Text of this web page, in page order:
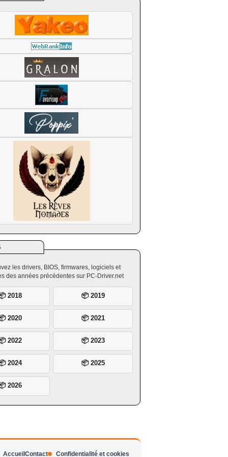
les drivers, BIOS, firmwares, logiciels et
des années précédentes sur PC-Driver.net
2018 📦 2019
2020 📦 2021
2022 📦 2023
2024 📦 2025
2026
Accueil Contact Confidentialité et cookies